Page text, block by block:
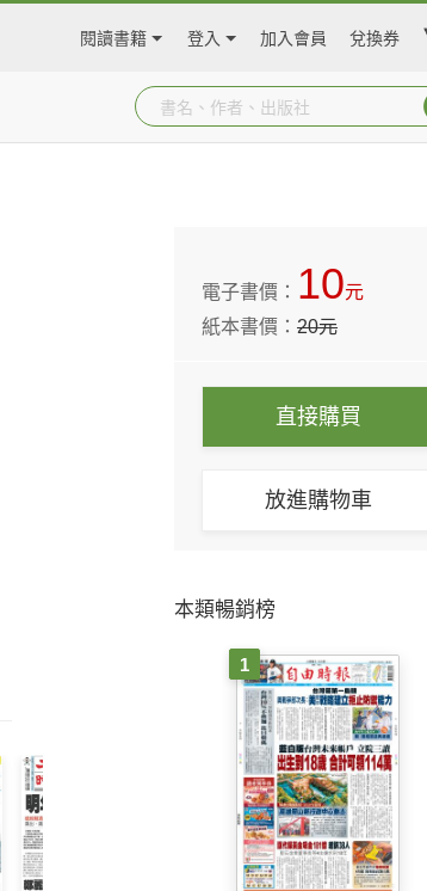
閱讀書籍 登入 加入會員 兌換券
電子書價： 10元
紙本書價：20元
直接購買
放進購物車
本類暢銷榜
1